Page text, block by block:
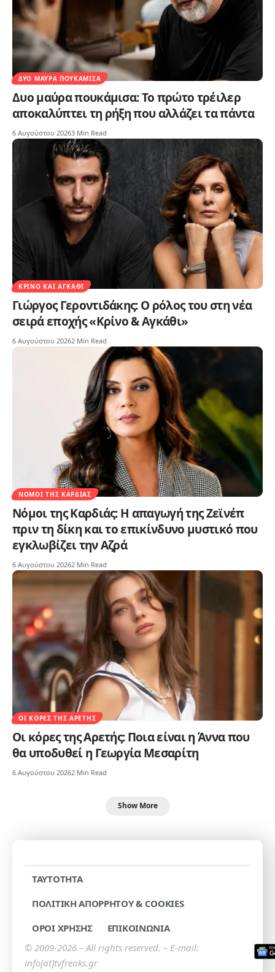
ΔΥΟ ΜΑΎΡΑ ΠΟΥΚΆΜΙΣΑ
Δυο μαύρα πουκάμισα: Το πρώτο τρέιλερ
αποκαλύπτει τη ρήξη που αλλάζει τα πάντα
6 Αυγούστου 20263 Min Read
ΚΡΊΝΟ ΚΑΙ ΑΓΚΆΘΙ
Γιώργος Γεροντιδάκης: Ο ρόλος του στη νέα
σειρά εποχής «Κρίνο & Αγκάθι»
6 Αυγούστου 20262 Min Read
ΝΌΜΟΙ ΤΗΣ ΚΑΡΔΙΆΣ
Νόμοι της Καρδιάς: Η απαγωγή της Ζεϊνέπ
πριν τη δίκη και το επικίνδυνο μυστικό που
εγκλωβίζει την Αζρά
6 Αυγούστου 20262 Min Read
ΟΙ ΚΌΡΕΣ ΤΗΣ ΑΡΕΤΉΣ
Οι κόρες της Αρετής: Ποια είναι η Άννα που
θα υποδυθεί η Γεωργία Μεσαρίτη
6 Αυγούστου 20262 Min Read
Show More
TAYTOTHTA
ΠΟΛΙΤΙΚΗ ΑΠΟΡΡΗΤΟΥ & COOKIES
ΟΡΟΙ ΧΡΗΣΗΣ
ΕΠΙΚΟΙΝΩΝΙΑ
© 2009-2026 – All rights reserved. – E-mail:
info[at]tvfreaks.gr